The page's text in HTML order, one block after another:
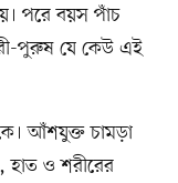
পরে বয়স পাঁচ
পুরুষ যে কেউ এই
আঁশযুক্ত চামড়া
হাত ও শরীরের